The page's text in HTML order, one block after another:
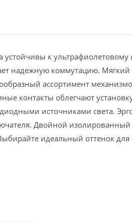
устойчивы к
надежную коммутацию.
ассортимент
контакты облегчают
источниками света.
Двойной изолированный
идеальный оттенок для